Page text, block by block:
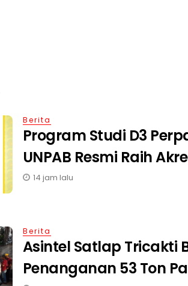
Berita
Program Studi D3
UNPAB Resmi Raih
14 jam lalu
Berita
Asintel Satlap Tricakti
Penanganan 53 Ton